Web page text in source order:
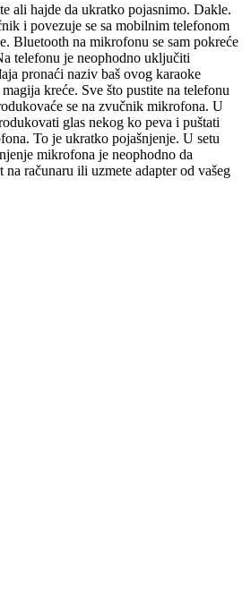
ali hajde da ukratko pojasnimo. Dakle.
i povezuje se sa mobilnim telefonom
Bluetooth na mikrofonu se sam pokreće
telefonu je neophodno uključiti
pronaći naziv baš ovog karaoke
kreće. Sve što pustite na telefonu
se na zvučnik mikrofona. U
glas nekog ko peva i puštati
To je ukratko pojašnjenje. U setu
mikrofona je neophodno da
računaru ili uzmete adapter od vašeg